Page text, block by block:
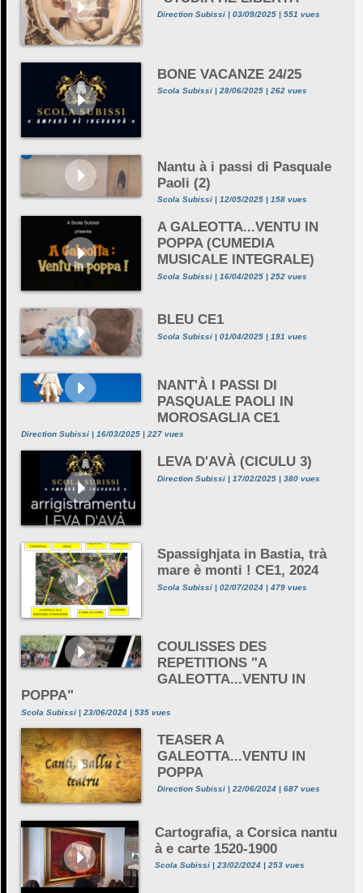
Direction Subissi | 03/09/2025 | 551 vues
BONE VACANZE 24/25
Scola Subissi | 28/06/2025 | 262 vues
Nantu à i passi di Pasquale
Paoli (2)
Scola Subissi | 12/05/2025 | 158 vues
A GALEOTTA...VENTU IN
POPPA (CUMEDIA
MUSICALE INTEGRALE)
Scola Subissi | 16/04/2025 | 252 vues
BLEU CE1
Scola Subissi | 01/04/2025 | 191 vues
NANT'À I PASSI DI
PASQUALE PAOLI IN
MOROSAGLIA CE1
Direction Subissi | 16/03/2025 | 227 vues
LEVA D'AVÀ (CICULU 3)
Direction Subissi | 17/02/2025 | 380 vues
Spassighjata in Bastia, trà
mare è monti ! CE1, 2024
Scola Subissi | 02/07/2024 | 479 vues
COULISSES DES
REPETITIONS "A
GALEOTTA...VENTU IN
POPPA"
Scola Subissi | 23/06/2024 | 535 vues
TEASER A
GALEOTTA...VENTU IN
POPPA
Direction Subissi | 22/06/2024 | 687 vues
Cartografia, a Corsica nantu
à e carte 1520-1900
Scola Subissi | 23/02/2024 | 253 vues